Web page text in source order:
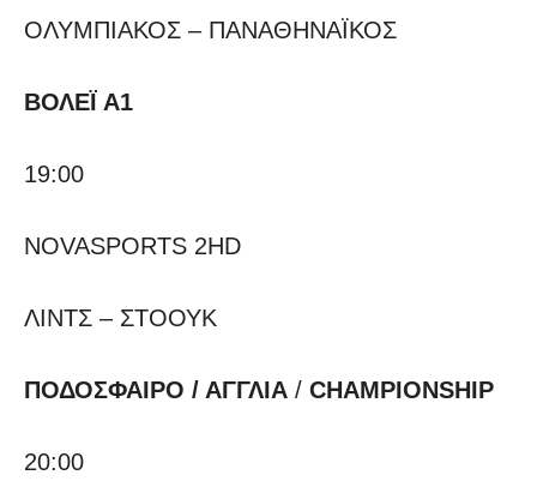
ΟΛΥΜΠΙΑΚΟΣ – ΠΑΝΑΘΗΝΑΪΚΟΣ
ΒΟΛΕΪ Α1
19:00
NOVASPORTS 2HD
ΛΙΝΤΣ – ΣΤΟΟΥΚ
ΠΟΔΟΣΦΑΙΡΟ / ΑΓΓΛΙΑ / CHAMPIONSHIP
20:00